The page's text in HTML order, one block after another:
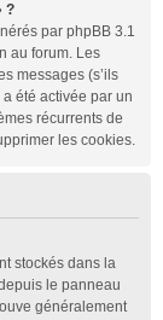
?
par phpBB 3.1
au forum. Les
messages (s’ils
été activée par un
récurrents de
les cookies.
stockés dans la
le panneau
généralement